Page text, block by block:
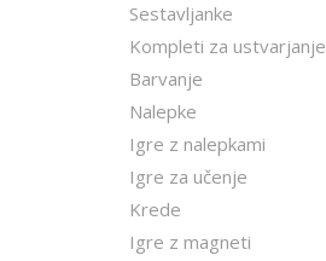
Sestavljanke
Kompleti za ustvarjanje
Barvanje
Nalepke
Igre z nalepkami
Igre za učenje
Krede
Igre z magneti